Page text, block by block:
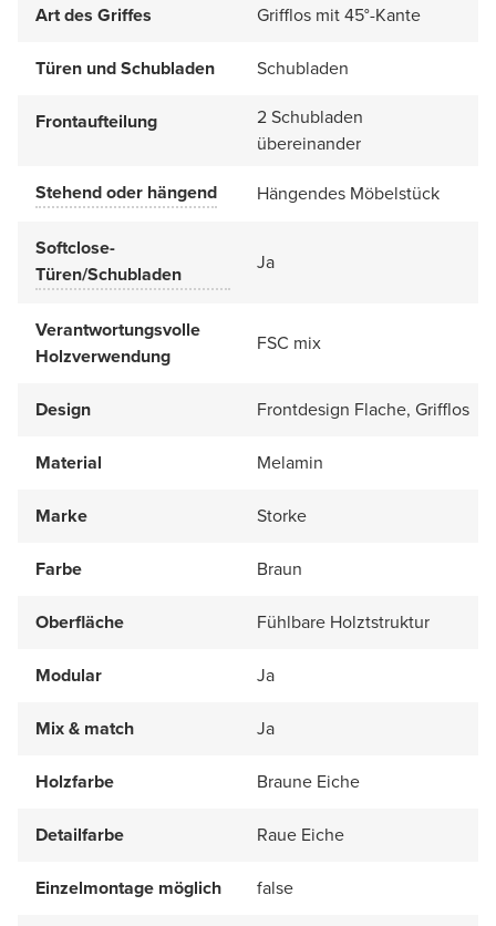
Art des Griffes Grifflos mit 45°-Kante
Türen und Schubladen Schubladen
Frontaufteilung
2 Schubladen
übereinander
Stehend oder hängend
Hängendes Möbelstück
Softclose-
Türen/Schubladen
Ja
Verantwortungsvolle
Holzverwendung
FSC mix
Design Frontdesign Flache, Grifflos
Material Melamin
Marke Storke
Farbe Braun
Oberfläche Fühlbare Holztstruktur
Modular Ja
Mix & match Ja
Holzfarbe Braune Eiche
Detailfarbe Raue Eiche
Einzelmontage möglich false